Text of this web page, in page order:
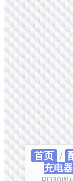
首页 /
充电器